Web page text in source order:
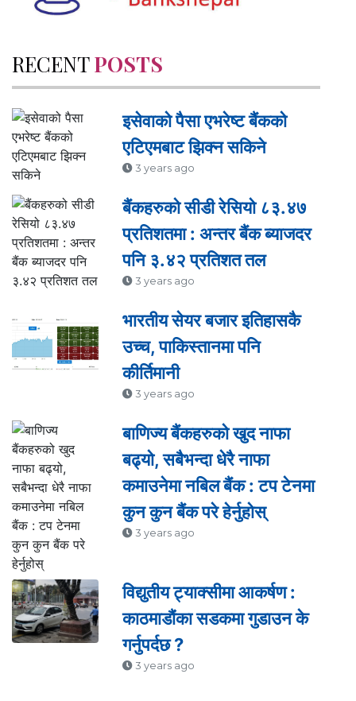
RECENTPOSTS
इसेवाको पैसा एभरेष्ट बैंकको
एटिएमबाट झिक्न सकिने
3 years ago
बैंकहरुको सीडी रेसियो ८३.४७
प्रतिशतमा : अन्तर बैंक ब्याजदर
पनि ३.४२ प्रतिशत तल
3 years ago
भारतीय सेयर बजार इतिहासकै
उच्च, पाकिस्तानमा पनि
कीर्तिमानी
3 years ago
बाणिज्य बैंकहरुको खुद नाफा
बढ्यो, सबैभन्दा धेरै नाफा
कमाउनेमा नबिल बैंक : टप टेनमा
कुन कुन बैंक परे हेर्नुहोस्
3 years ago
विद्युतीय ट्याक्सीमा आकर्षण :
काठमाडौंका सडकमा गुडाउन के
गर्नुपर्दछ ?
3 years ago